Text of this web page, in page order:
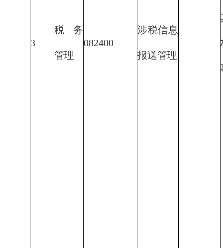
3
税务
管理
082400
涉税信息
报送管理